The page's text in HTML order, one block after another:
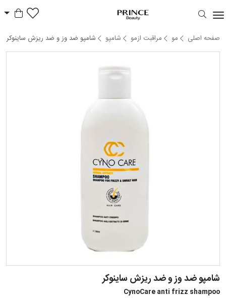
Prince Beauty سبد
صفحه اصلی مو مراقبت ازمو شامپو شامپو ضد وز و ضد ریزش ساینوکر
شامپو ضد وز و ضد ریزش ساینوکر
CynoCare anti frizz shampoo